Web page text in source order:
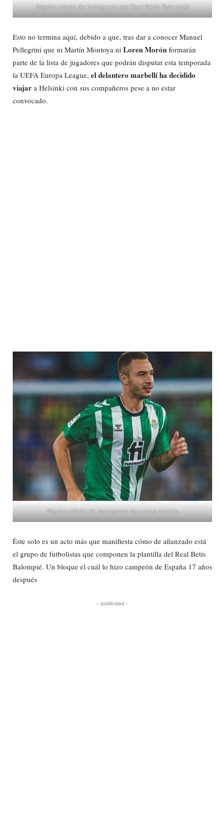
Página oficial de instagram del Real Betis Balompié
Esto no termina aquí, debido a que, tras dar a conocer Manuel
Pellegrini que ni Martín Montoya ni Loren Morón formarán
parte de la lista de jugadores que podrán disputar esta temporada
la UEFA Europa League, el delantero marbellí ha decidido
viajar a Helsinki con sus compañeros pese a no estar
convocado.
Página oficial de instagram de Loren Morón
Éste solo es un acto más que manifiesta cómo de afianzado está
el grupo de futbolistas que componen la plantilla del Real Betis
Balompié. Un bloque el cuál lo hizo campeón de España 17 años
después
- publicidad -